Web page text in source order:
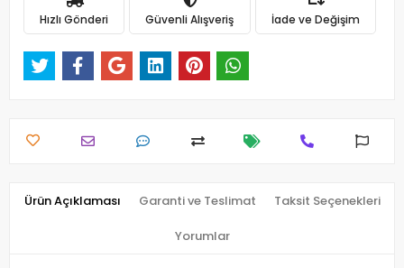
Hızlı Gönderi Güvenli Alışveriş İade ve Değişim
Ürün Açıklaması Garanti ve Teslimat Taksit Seçenekleri
Yorumlar